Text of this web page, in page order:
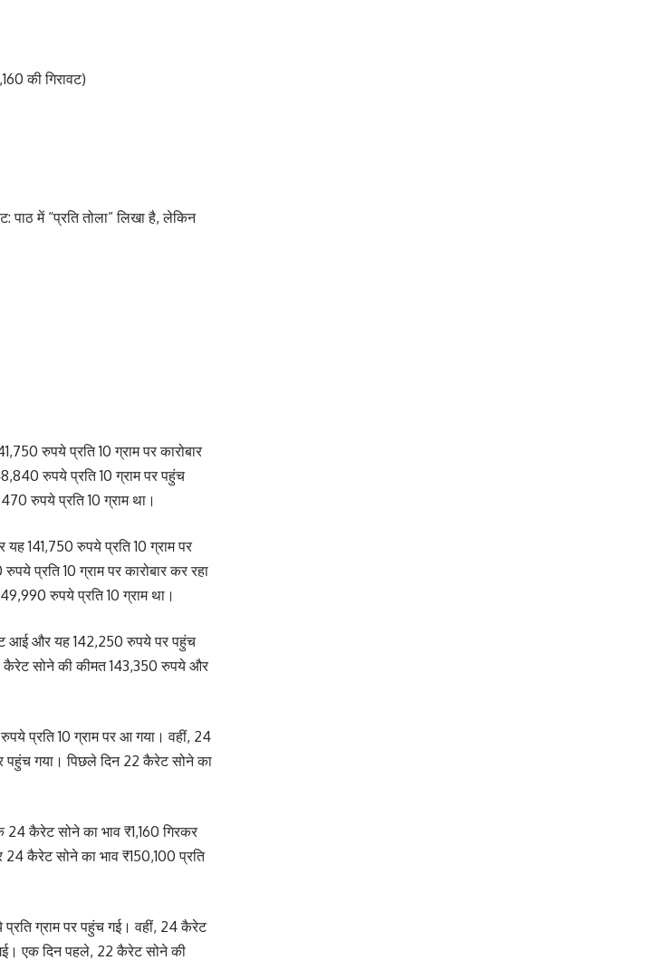
की गिरावट)
पाठ में “प्रति तोला” लिखा है, लेकिन
रुपये प्रति 10 ग्राम पर कारोबार
रुपये प्रति 10 ग्राम पर पहुंच
रुपये प्रति 10 ग्राम था।
यह 141,750 रुपये प्रति 10 ग्राम पर
प्रति 10 ग्राम पर कारोबार कर रहा
रुपये प्रति 10 ग्राम था।
आई और यह 142,250 रुपये पर पहुंच
कैरेट सोने की कीमत 143,350 रुपये और
प्रति 10 ग्राम पर आ गया। वहीं, 24
गया। पिछले दिन 22 कैरेट सोने का
कैरेट सोने का भाव ₹1,160 गिरकर
कैरेट सोने का भाव ₹150,100 प्रति
ग्राम पर पहुंच गई। वहीं, 24 कैरेट
एक दिन पहले, 22 कैरेट सोने की